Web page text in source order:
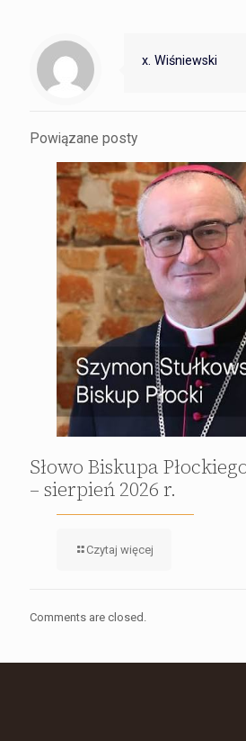
x. Wiśniewski
Powiązane posty
Słowo Biskupa
– sierpień 2026 r.
Czytaj więcej
Comments are closed.